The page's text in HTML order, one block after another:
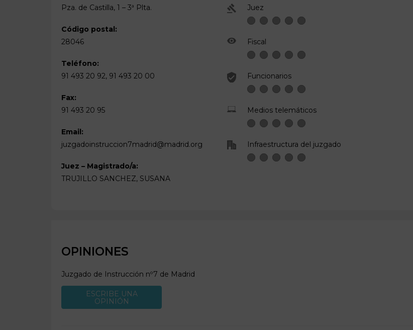
Pza. de Castilla, 1 – 3ª Plta.
Código postal:
28046
Teléfono:
91 493 20 92, 91 493 20 00
Fax:
91 493 20 95
Email:
juzgadoinstruccion7madrid@madrid.org
Juez – Magistrado/a:
TRUJILLO SANCHEZ, SUSANA
Juez
Fiscal
Funcionarios
Medios telemáticos
Infraestructura del juzgado
OPINIONES
Juzgado de Instrucción nº7 de Madrid
ESCRIBE UNA
OPINIÓN